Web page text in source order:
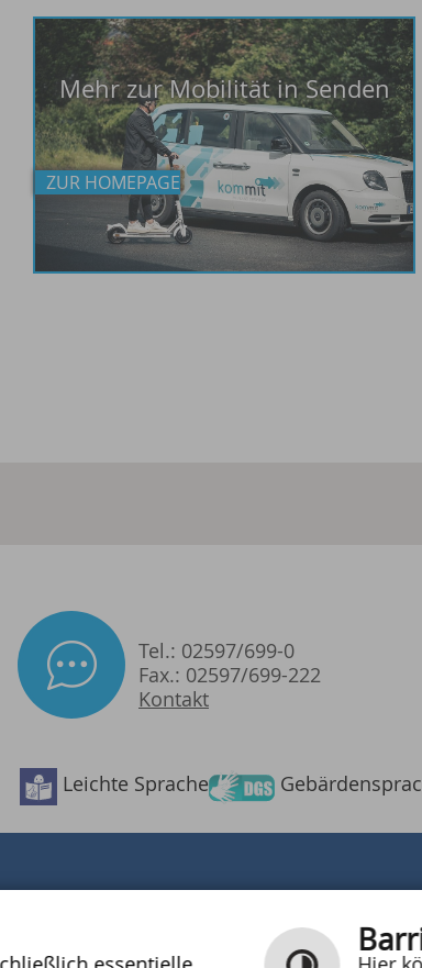
Mehr zur Mobilität in Senden
ZUR HOMEPAGE
Tel.: 02597/699-0
Fax.: 02597/699-222
Kontakt
Barrierefreiheit
Leichte Sprache